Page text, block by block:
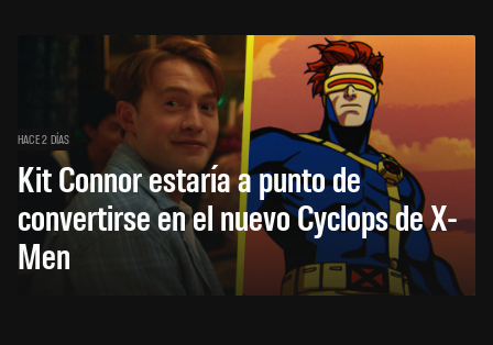
HACE 2 DÍAS
Kit Connor estaría a punto de
convertirse en el nuevo Cyclops de X-
Men